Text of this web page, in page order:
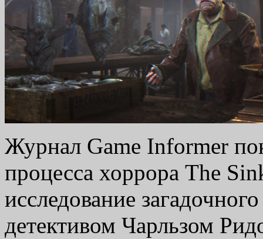
Журнал Game Informer
процесса хоррора The
исследование
детективом Чарльзом